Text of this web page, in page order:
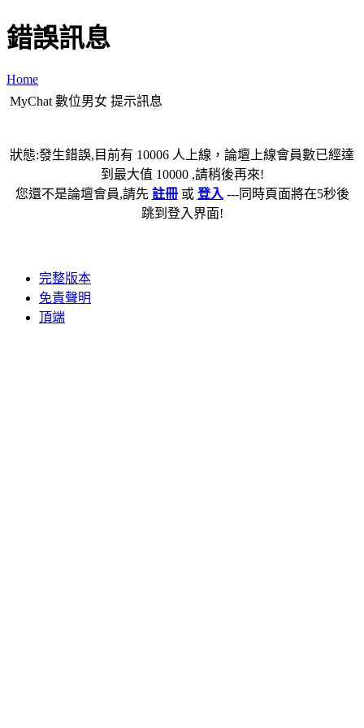
錯誤訊息
Home
MyChat 數位男女 提示訊息
狀態:發生錯誤,目前有 10006 人上線，論壇上線會員數已經達
到最大值 10000 ,請稍後再來!
您還不是論壇會員,請先 註冊或 登入 ---同時頁面將在5秒後
跳到登入界面!
完整版本
免責聲明
頂端